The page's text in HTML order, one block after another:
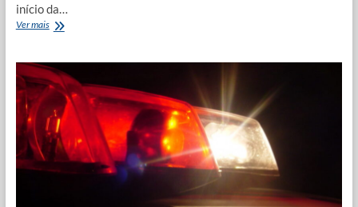
início da…
Ver maisHomem
com
mais
de
70
tiros
em
João
Pessoa